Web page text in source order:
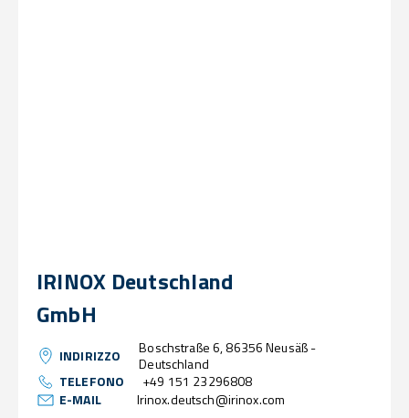
IRINOX Deutschland
GmbH
INDIRIZZO
Boschstraße 6, 86356 Neusäß -
Deutschland
TELEFONO
+49 151 23296808
E-MAIL
Irinox.deutsch@irinox.com